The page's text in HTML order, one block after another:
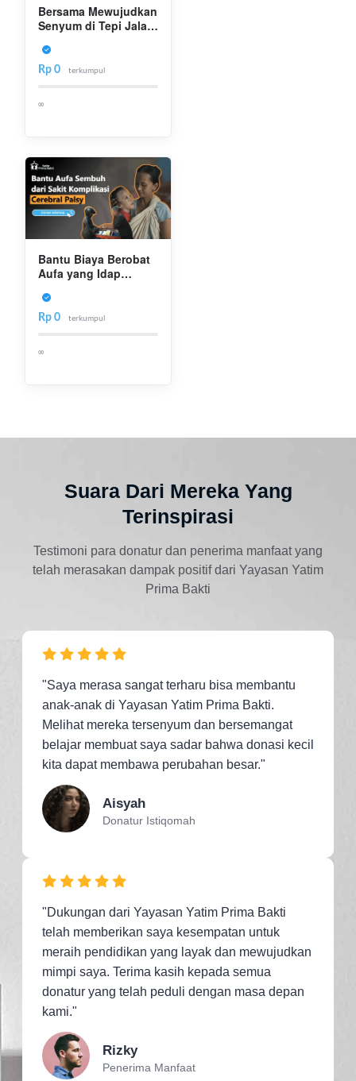
Bersama Mewujudkan
Senyum di Tepi Jalan
Rp 0 terkumpul
∞
Bantu Biaya Berobat
Aufa yang Idap
Rp 0 terkumpul
∞
Suara Dari Mereka Yang
Terinspirasi
Testimoni para donatur dan penerima manfaat yang
telah merasakan dampak positif dari Yayasan Yatim
Prima Bakti
"Saya merasa sangat terharu bisa membantu
anak-anak di Yayasan Yatim Prima Bakti.
Melihat mereka tersenyum dan bersemangat
belajar membuat saya sadar bahwa donasi kecil
kita dapat membawa perubahan besar."
Aisyah
Donatur Istiqomah
"Dukungan dari Yayasan Yatim Prima Bakti
telah memberikan saya kesempatan untuk
meraih pendidikan yang layak dan mewujudkan
mimpi saya. Terima kasih kepada semua
donatur yang telah peduli dengan masa depan
kami."
Rizky
Penerima Manfaat